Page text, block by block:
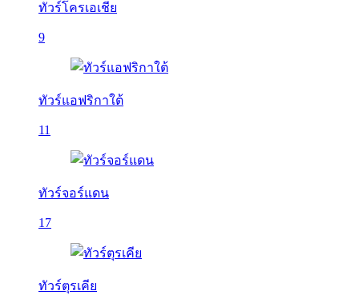
ทัวร์โครเอเชีย
9
ทัวร์แอฟริกาใต้
11
ทัวร์จอร์แดน
17
ทัวร์ตุรเคีย